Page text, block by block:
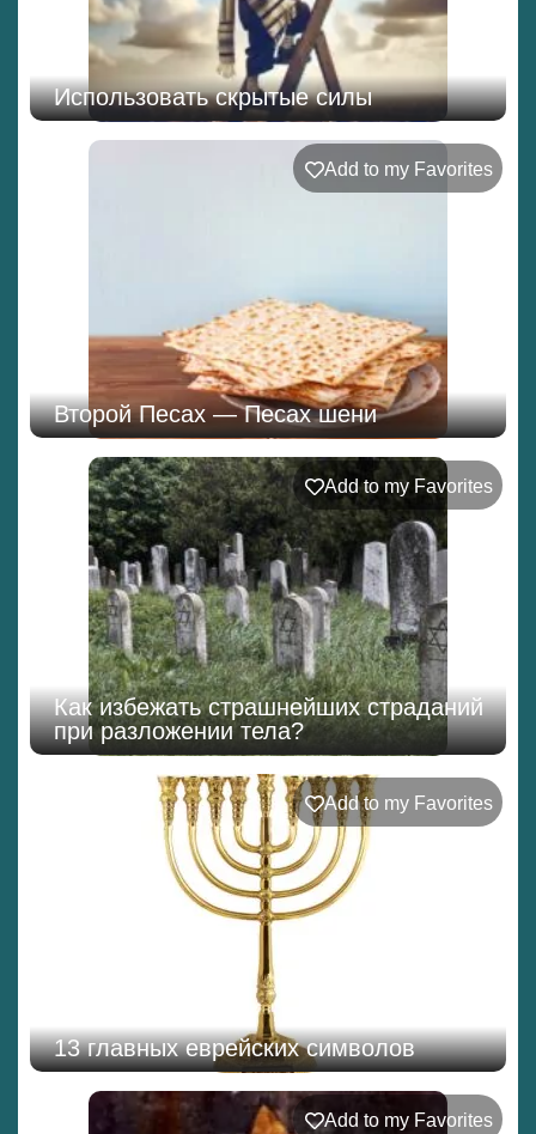
Использовать скрытые силы
Add to my Favorites
Второй Песах — Песах шени
Add to my Favorites
Как избежать страшнейших страданий
при разложении тела?
Add to my Favorites
13 главных еврейских символов
Add to my Favorites